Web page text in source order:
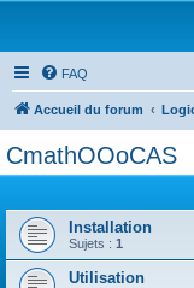
FAQ
Accueil du forum
CmathOOoCAS
Installation
Sujets : 1
Utilisation